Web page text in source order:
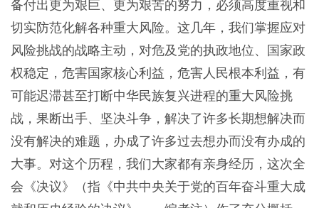
备付出更为艰巨、更为艰苦的努力，必须高度重视和
切实防范化解各种重大风险。这几年，我们掌握应对
风险挑战的战略主动，对危及党的执政地位、国家政
权稳定，危害国家核心利益，危害人民根本利益，有
可能迟滞甚至打断中华民族复兴进程的重大风险挑
战，果断出手、坚决斗争，解决了许多长期想解决而
没有解决的难题，办成了许多过去想办而没有办成的
大事。对这个历程，我们大家都有亲身经历，这次全
会《决议》（指《中共中央关于党的百年奋斗重大成